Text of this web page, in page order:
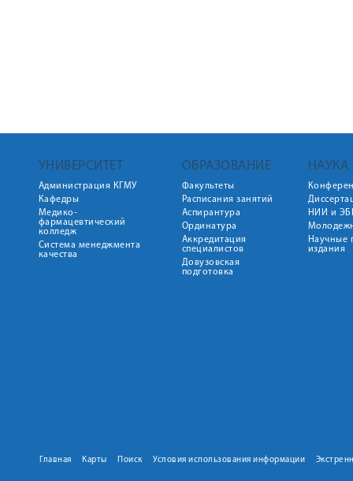
УНИВЕРСИТЕТ
Администрация КГМУ
Кафедры
Медико-
фармацевтический
колледж
Система менеджмента
качества
ОБРАЗОВАНИЕ
Факультеты
Расписания занятий
Аспирантура
Ординатура
Аккредитация
специалистов
Довузовская
подготовка
НАУКА
НИИ и
Научные
издания
Главная Карты Поиск Условия использования информации